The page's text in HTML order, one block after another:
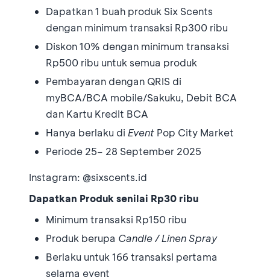
Dapatkan 1 buah produk Six Scents
dengan minimum transaksi Rp300 ribu
Diskon 10% dengan minimum transaksi
Rp500 ribu untuk semua produk
Pembayaran dengan QRIS di
myBCA/BCA mobile/Sakuku, Debit BCA
dan Kartu Kredit BCA
Hanya berlaku di Event Pop City Market
Periode 25– 28 September 2025
Instagram: @sixscents.id
Dapatkan Produk senilai Rp30 ribu
Minimum transaksi Rp150 ribu
Produk berupa Candle / Linen Spray
Berlaku untuk 166 transaksi pertama
selama event